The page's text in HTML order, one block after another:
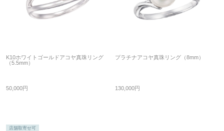
K10ホワイトゴールドアコヤ真珠リング
（5.5mm）
50,000円
プラチナアコヤ真珠リング（8mm）
130,000円
店舗取寄せ可